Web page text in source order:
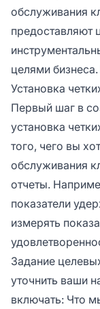
обслуживания
предоставляют
целями
Установка
Первый шаг в
установка
того, чего вы
обслуживания
отчеты.
показатели
измерять
Задание
уточнить ваши
включать: Что